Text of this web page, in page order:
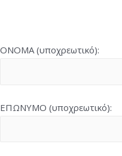
ΟΝΟΜΑ (υποχρεωτικό):
ΕΠΩΝΥΜΟ (υποχρεωτικό):